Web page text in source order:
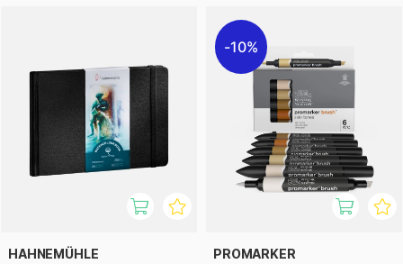
HAHNEMÜHLE
10%
PROMARKER